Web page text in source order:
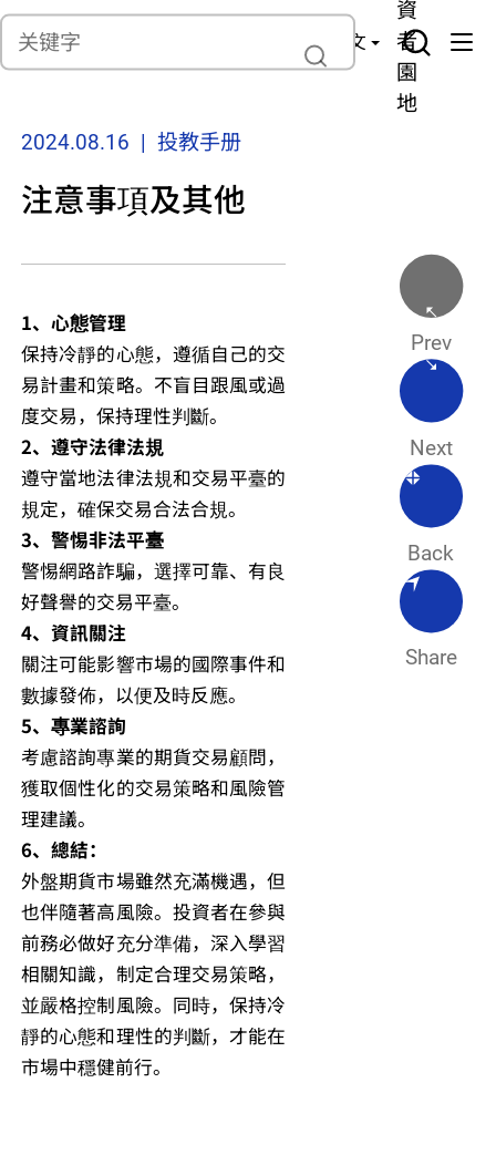
聯繫我們 中文
貨
產
理
險
資
者
園
地
2024.08.16 | 投教手册
注意事項及其他
1、心態管理
保持冷靜的心態，遵循自己的交
易計畫和策略。不盲目跟風或過
度交易，保持理性判斷。
2、遵守法律法規
遵守當地法律法規和交易平臺的
規定，確保交易合法合規。
3、警惕非法平臺
警惕網路詐騙，選擇可靠、有良
好聲譽的交易平臺。
4、資訊關注
關注可能影響市場的國際事件和
數據發佈，以便及時反應。
5、專業諮詢
考慮諮詢專業的期貨交易顧問，
獲取個性化的交易策略和風險管
理建議。
6、總結：
外盤期貨市場雖然充滿機遇，但
也伴隨著高風險。投資者在參與
前務必做好充分準備，深入學習
相關知識，制定合理交易策略，
並嚴格控制風險。同時，保持冷
靜的心態和理性的判斷，才能在
市場中穩健前行。
Prev
Next
Back
Share